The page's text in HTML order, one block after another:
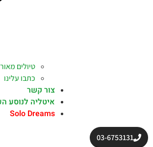
03-6753131
טיולים
כתבו עלינו
צור קשר
איטליה לנוסע
Solo Dreams